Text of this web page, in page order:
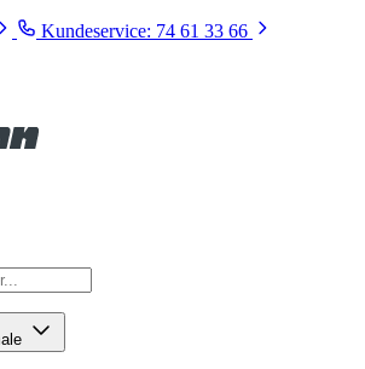
Kundeservice: 74 61 33 66